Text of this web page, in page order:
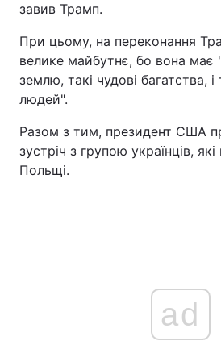
завив Трамп.
При цьому, на переконання
велике майбутнє, бо вона має
землю, такі чудові багатства,
людей".
Разом з тим, президент США
зустріч з групою українців,
Польщі.
ad